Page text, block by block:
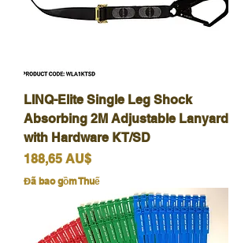
LINQ-Elite Single Leg Shock
Absorbing 2M Adjustable Lanyard
with Hardware KT/SD
Giá
188,65 AU$
Đã bao gồm Thuế